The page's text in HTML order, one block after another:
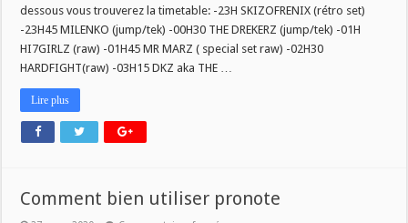
dessous vous trouverez la timetable: -23H SKIZOFRENIX (rétro set)
-23H45 MILENKO (jump/tek) -00H30 THE DREKERZ (jump/tek) -01H
HI7GIRLZ (raw) -01H45 MR MARZ ( special set raw) -02H30
HARDFIGHT(raw) -03H15 DKZ aka THE …
Lire plus
Comment bien utiliser pronote